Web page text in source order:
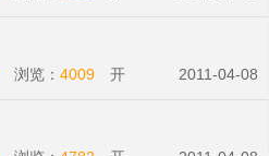
浏览： 4009 开
2011-04-08